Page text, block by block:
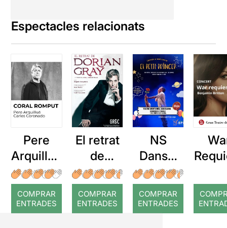
Espectacles relacionats
Pere
Arquillué
: Coral
romput
COMPRAR
ENTRADES
El retrat
de
Dorian
Gray
COMPRAR
ENTRADES
NS
Dansa:
El Petit
Príncep
COMPRAR
ENTRADES